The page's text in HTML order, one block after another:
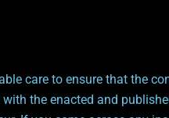
care to ensure that the
the enacted and